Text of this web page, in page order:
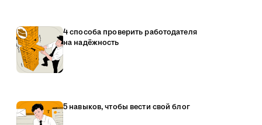
4 способа проверить работодателя
на надёжность
5 навыков, чтобы вести свой блог